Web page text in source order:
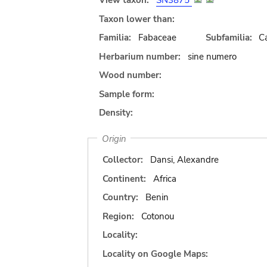
Taxon lower than:
Familia:
Fabaceae Subfamilia:
Herbarium number:
sine numero
Wood number:
Sample form:
Density:
Origin
Collector:
Dansi, Alexandre
Continent:
Africa
Country:
Benin
Region:
Cotonou
Locality:
Locality on Google Maps: